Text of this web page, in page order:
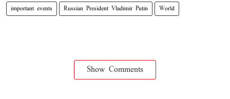
important events Russian President Vladimir Putin World
Show Comments